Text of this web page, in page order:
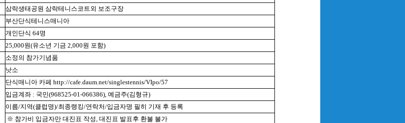
삼락생태공원 삼락테니스코트외 보조구장
부산단식테니스매니아
개인단식 64명
25,000원(유소년 기금 2,000원 포함)
소정의 참가기념품
낫소
단식매니아 카페 http://cafe.daum.net/singlestennis/VIpo/57
입금계좌 : 국민(968525-01-066386), 예금주(김형규)
이름/지역(클럽명)/최종랭킹/연락처/입금자명 필히 기재 후 등록
※ 참가비 입금자만 대진표 작성, 대진표 발표후 환불 불가